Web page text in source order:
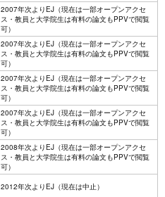
2007年次よりEJ（現在は一部オープンアクセ
ス・教員と大学院生は有料の論文もPPVで閲覧
可）
2007年次よりEJ（現在は一部オープンアクセ
ス・教員と大学院生は有料の論文もPPVで閲覧
可）
2007年次よりEJ（現在は一部オープンアクセ
ス・教員と大学院生は有料の論文もPPVで閲覧
可）
2007年次よりEJ（現在は一部オープンアクセ
ス・教員と大学院生は有料の論文もPPVで閲覧
可）
2008年次よりEJ（現在は一部オープンアクセ
ス・教員と大学院生は有料の論文もPPVで閲覧
可）
2012年次よりEJ（現在は中止）